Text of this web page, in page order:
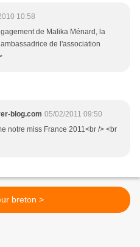
10:58
de Malika Ménard, la
de l'association
blog.com 05/02/2011 09:50
notre miss France 2011<br /> <br
randonneur breton >